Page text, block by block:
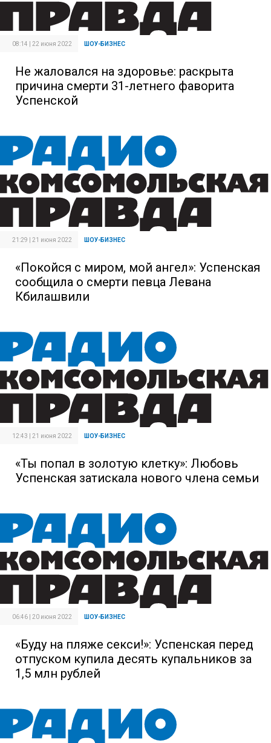
08:14 | 22 июня 2022 ШОУ-БИЗНЕС
Не жаловался на здоровье: раскрыта
причина смерти 31-летнего фаворита
Успенской
21:29 | 21 июня 2022 ШОУ-БИЗНЕС
«Покойся с миром, мой ангел»: Успенская
сообщила о смерти певца Левана
Кбилашвили
12:43 | 21 июня 2022 ШОУ-БИЗНЕС
«Ты попал в золотую клетку»: Любовь
Успенская затискала нового члена семьи
06:46 | 20 июня 2022 ШОУ-БИЗНЕС
«Буду на пляже секси!»: Успенская перед
отпуском купила десять купальников за
1,5 млн рублей